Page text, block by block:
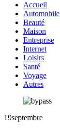
Accueil
Automobile
Beauté
Maison
Entreprise
Internet
Loisirs
Santé
Voyage
Autres
19septembre